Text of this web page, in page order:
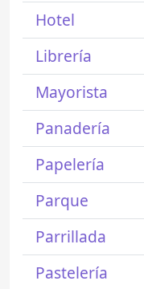
Hotel
Librería
Mayorista
Panadería
Papelería
Parque
Parrillada
Pastelería